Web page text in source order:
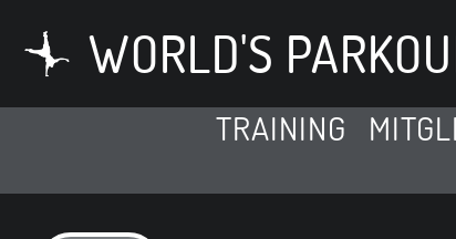
WORLD'S
TRAINING